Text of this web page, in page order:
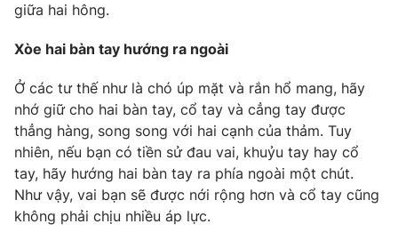
® Cấm sao chép dưới mọi hình thức nếu không có sự chấp
thuận bằng văn bản. Ghi rõ nguồn VTV.vn khi phát hành lại
thông tin từ website này.
giữa hai hông.
Xòe hai bàn tay hướng ra ngoài
Ở các tư thế như là chó úp mặt và rắn hổ mang, hãy
nhớ giữ cho hai bàn tay, cổ tay và cẳng tay được
thẳng hàng, song song với hai cạnh của thảm. Tuy
nhiên, nếu bạn có tiền sử đau vai, khuỷu tay hay cổ
tay, hãy hướng hai bàn tay ra phía ngoài một chút.
Như vậy, vai bạn sẽ được nới rộng hơn và cổ tay cũng
không phải chịu nhiều áp lực.